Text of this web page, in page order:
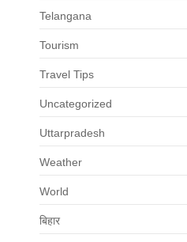
Telangana
Tourism
Travel Tips
Uncategorized
Uttarpradesh
Weather
World
बिहार